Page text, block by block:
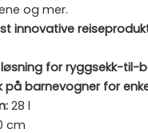
og mer.
innovative
for ryggsekk-til-
på barnevogner for
28 l
cm